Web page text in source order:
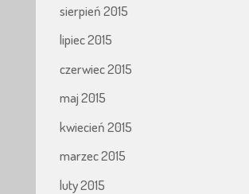
sierpień 2015
lipiec 2015
czerwiec 2015
maj 2015
kwiecień 2015
marzec 2015
luty 2015